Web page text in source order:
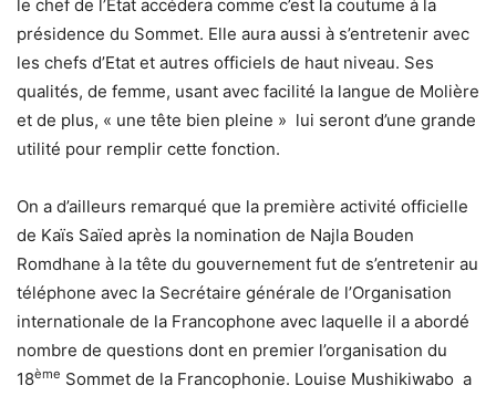
le chef de l’Etat accédera comme c’est la coutume à la
présidence du Sommet. Elle aura aussi à s’entretenir avec
les chefs d’Etat et autres officiels de haut niveau. Ses
qualités, de femme, usant avec facilité la langue de Molière
et de plus, « une tête bien pleine » lui seront d’une grande
utilité pour remplir cette fonction.
On a d’ailleurs remarqué que la première activité officielle
de Kaïs Saïed après la nomination de Najla Bouden
Romdhane à la tête du gouvernement fut de s’entretenir au
téléphone avec la Secrétaire générale de l’Organisation
internationale de la Francophone avec laquelle il a abordé
nombre de questions dont en premier l’organisation du
18ème Sommet de la Francophonie. Louise Mushikiwabo a